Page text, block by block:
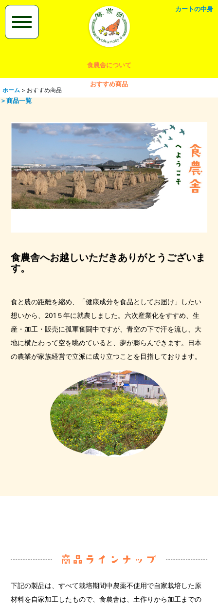
カートの中身
食農舎について
おすすめ商品
＞商品一覧
ホーム > おすすめ商品
食農舎へお越しいただきありがとうございま
す。
食と農の距離を縮め、「健康成分を食品としてお届け」したい
想いから、201５年に就農しました。六次産業化をすすめ、生
産・加工・販売に孤軍奮闘中ですが、青空の下で汗を流し、大
地に横たわって空を眺めていると、夢が膨らんできます。日本
の農業が家族経営で立派に成り立つことを目指しております。
下記の製品は、すべて栽培期間中農薬不使用で自家栽培した原
材料を自家加工したもので、食農舎は、土作りから加工までの